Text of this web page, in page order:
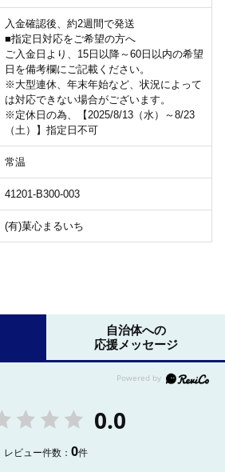
入金確認後、約2週間で発送
■指定日対応をご希望の方へ
ご入金日より、15日以降～60日以内の希望
日を備考欄にご記載ください。
※大型連休、年末年始など、状況によって
は対応できない場合がございます。
※定休日の為、【2025/8/13（水）～8/23
（土）】指定日不可
常温
41201-B300-003
(有)菓心まるいち
自治体への
応援メッセージ
0.0
レビュー件数：0件